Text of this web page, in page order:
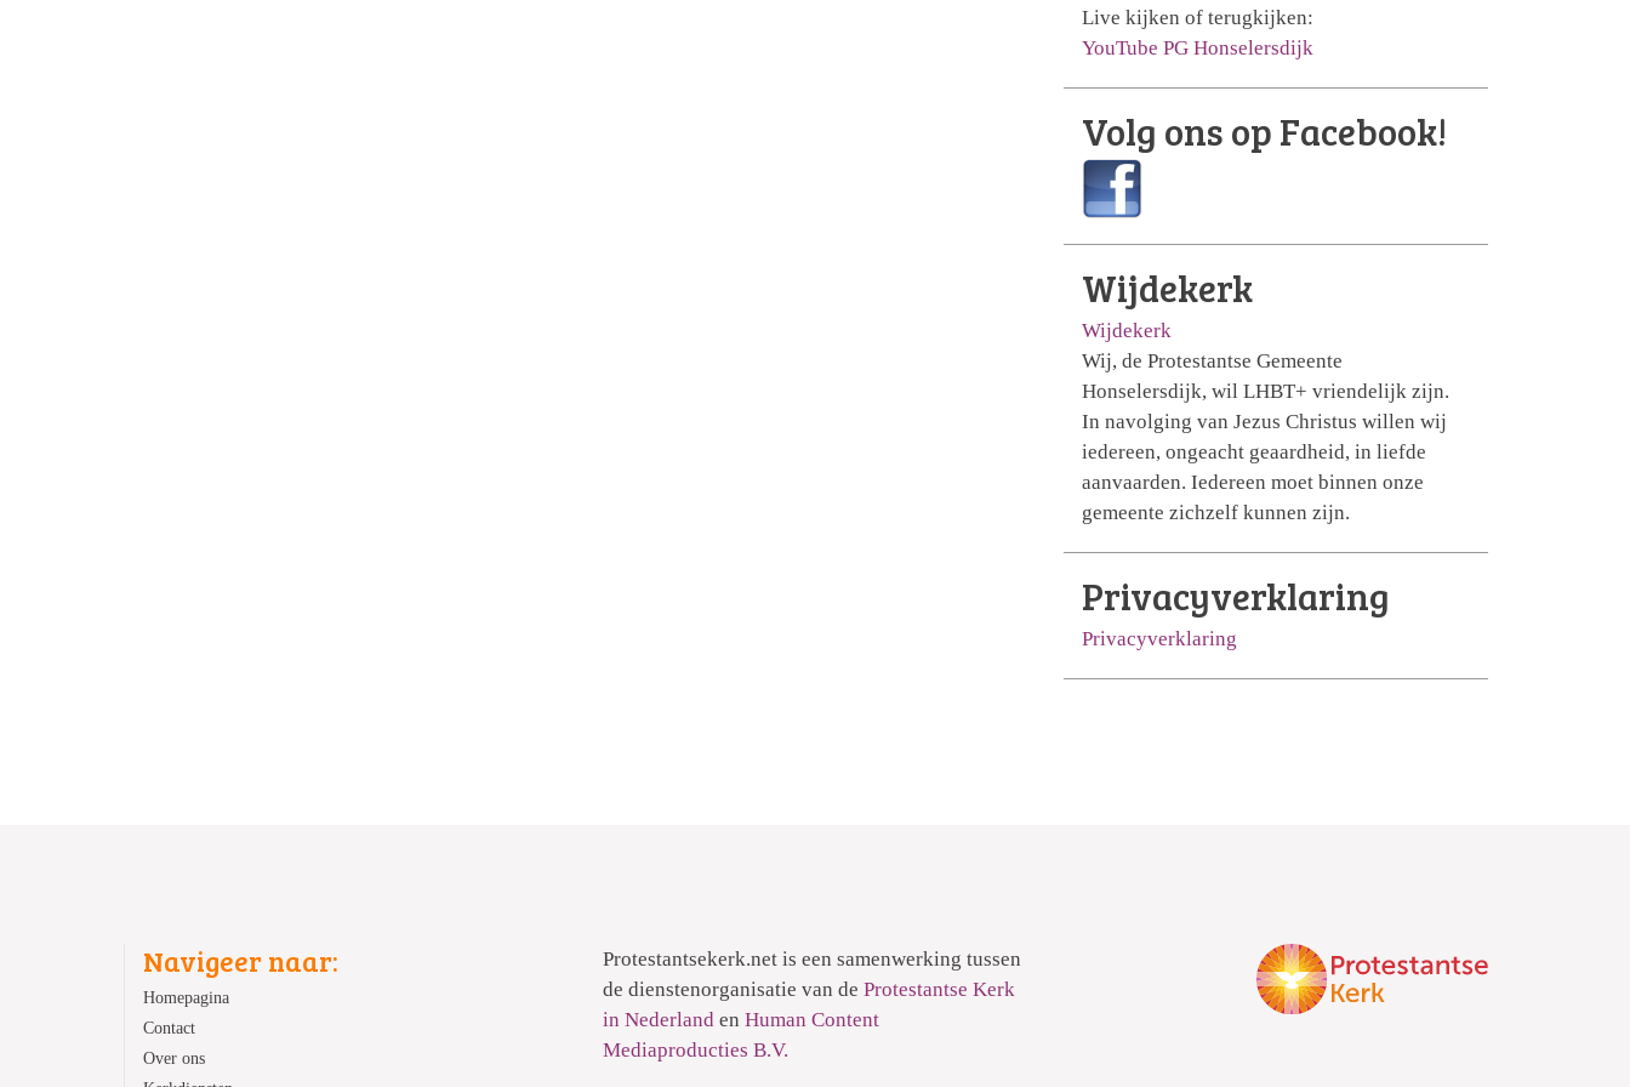
Live kijken of terugkijken:
YouTube PG Honselersdijk
Volg ons op Facebook!
Wijdekerk
Wijdekerk
Wij, de Protestantse Gemeente
Honselersdijk, wil LHBT+ vriendelijk zijn.
In navolging van Jezus Christus willen wij
iedereen, ongeacht geaardheid, in liefde
aanvaarden. Iedereen moet binnen onze
gemeente zichzelf kunnen zijn.
Privacyverklaring
Privacyverklaring
Navigeer naar:
Homepagina
Contact
Over ons
Protestantsekerk.net is een samenwerking tussen
de dienstenorganisatie van de Protestantse Kerk
in Nederlanden Human Content
Mediaproducties B.V.